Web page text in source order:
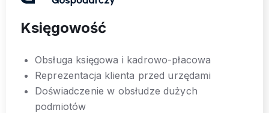
Księgowość
Obsługa księgowa i kadrowo-płacowa
Reprezentacja klienta przed urzędami
Doświadczenie w obsłudze dużych
podmiotów